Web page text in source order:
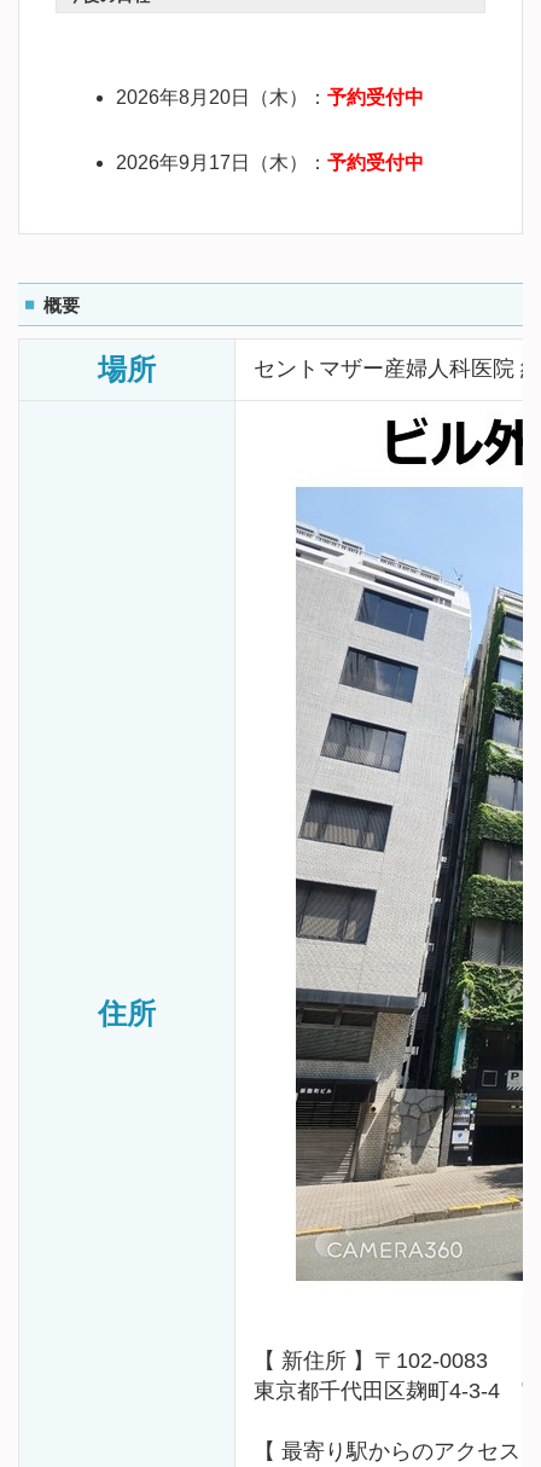
2026年8月20日（木）： 予約受付中
2026年9月17日（木）： 予約受付中
概要
場所 セントマザー産婦人科医院
住所
【 新住所 】〒102-0083
東京都千代田区麹町4-3-4
【 最寄り駅からのアクセス